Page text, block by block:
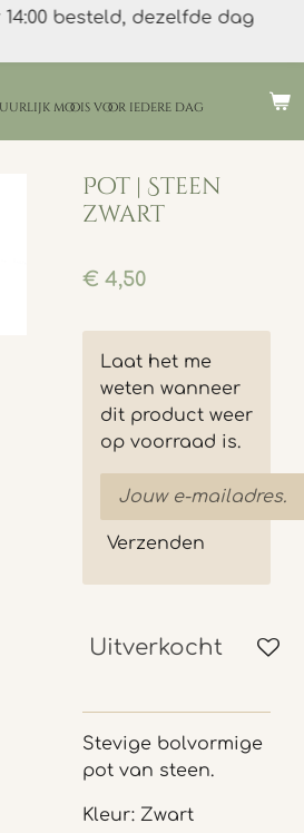
moois voor iedere dag
besteld, dezelfde dag
Pot | Steen
zwart
€ 4,50
Laat het me
weten wanneer
dit product weer
op voorraad is.
Verzenden
Uitverkocht
Stevige bolvormige
pot van steen.
Kleur: Zwart